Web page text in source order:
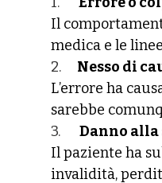
Il
medica e le
2. Nesso di
L’errore ha
sarebbe
3. Danno alla
Il paziente ha
invalidità,